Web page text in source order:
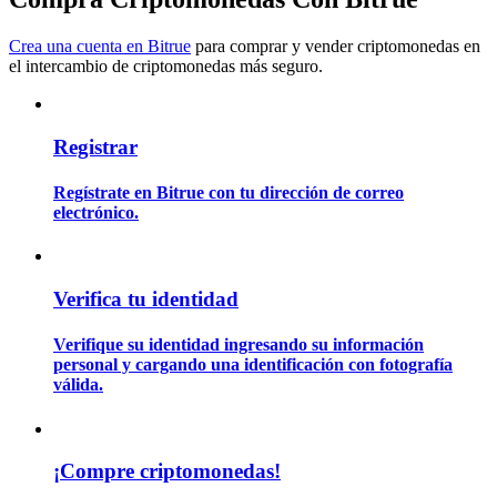
Guía
Aprenda cómo mantenerse rentable
Crea una cuenta en Bitrue para comprar y vender criptomonedas en
el intercambio de criptomonedas más seguro.
Registrar
Regístrate en Bitrue con tu dirección de correo
electrónico.
Verifica tu identidad
Verifique su identidad ingresando su información
personal y cargando una identificación con fotografía
válida.
¡Compre criptomonedas!